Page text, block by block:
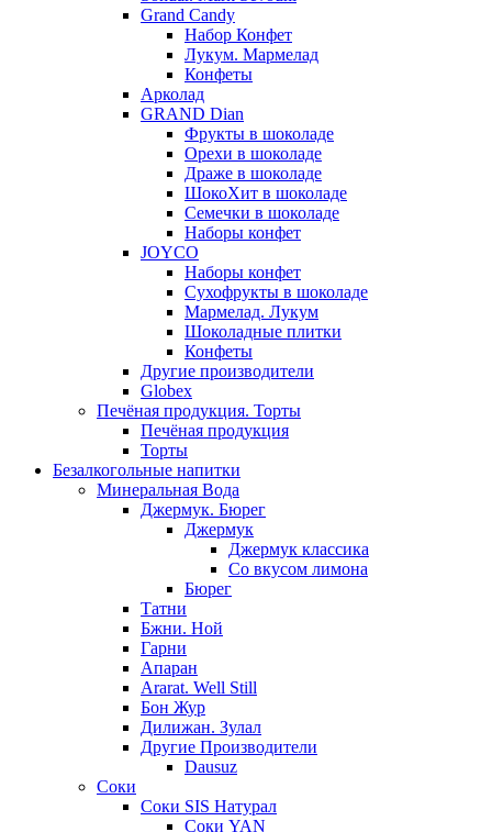
Grand Candy
Набор Конфет
Лукум. Мармелад
Конфеты
Арколад
GRAND Dian
Фрукты в шоколаде
Орехи в шоколаде
Драже в шоколаде
ШокоХит в шоколаде
Семечки в шоколаде
Наборы конфет
JOYCO
Наборы конфет
Сухофрукты в шоколаде
Мармелад. Лукум
Шоколадные плитки
Конфеты
Другие производители
Globex
Печёная продукция. Торты
Печёная продукция
Торты
Безалкогольные напитки
Минеральная Вода
Джермук. Бюрег
Джермук
Джермук классика
Со вкусом лимона
Бюрег
Татни
Бжни. Ной
Гарни
Апаран
Ararat. Well Still
Бон Жур
Дилижан. Зулал
Другие Производители
Dausuz
Соки
Соки SIS Натурал
Соки YAN